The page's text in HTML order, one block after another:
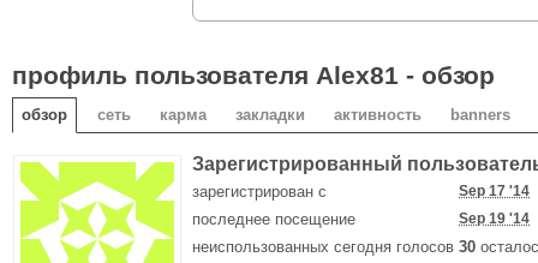
профиль пользователя Alex81 - обзор
обзор сеть карма закладки активность banners
Зарегистрированный
зарегистрирован с Sep 17 '14
последнее посещение Sep 19 '14
неиспользованных сегодня голосов 30